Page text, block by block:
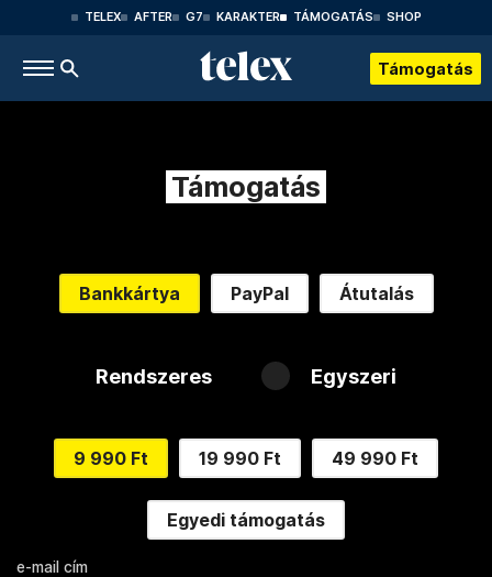
TELEX AFTER G7 KARAKTER TÁMOGATÁS SHOP
Támogatás
Támogatás
Bankkártya PayPal Átutalás
Rendszeres Egyszeri
9 990 Ft 19 990 Ft 49 990 Ft
Egyedi támogatás
e-mail cím